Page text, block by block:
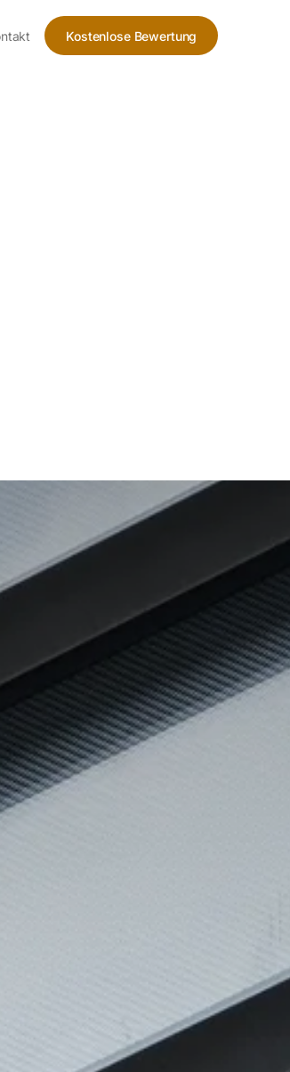
Kostenlose Bewertung